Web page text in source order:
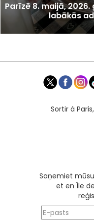
Parīzē 8. maijā,
labākās
Sortir à
Saņemiet
et en Île